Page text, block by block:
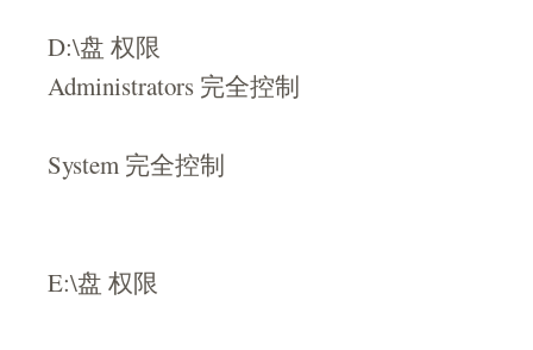
D:\盘 权限
Administrators 完全控制
System 完全控制
E:\盘 权限